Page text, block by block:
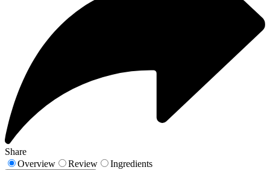
Share
Overview
Review Ingredients